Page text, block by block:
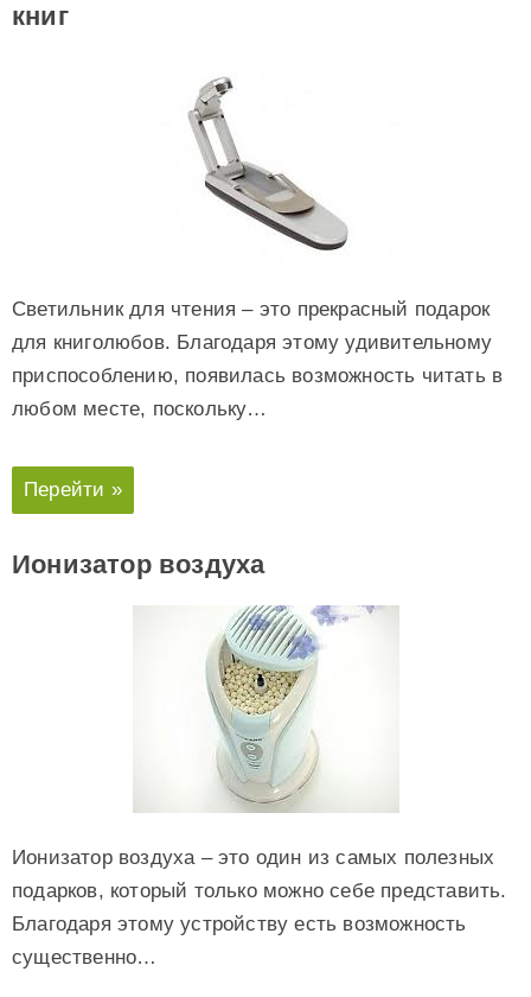
книг
Светильник для чтения – это прекрасный подарок
для книголюбов. Благодаря этому удивительному
приспособлению, появилась возможность читать в
любом месте, поскольку…
Перейти »
Ионизатор воздуха
Ионизатор воздуха – это один из самых полезных
подарков, который только можно себе представить.
Благодаря этому устройству есть возможность
существенно…